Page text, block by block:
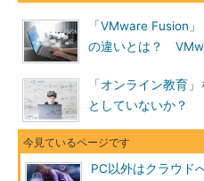
「VMware Fusion
の違いとは？
「オンライン教育
としていないか？
PC以外はクラウ